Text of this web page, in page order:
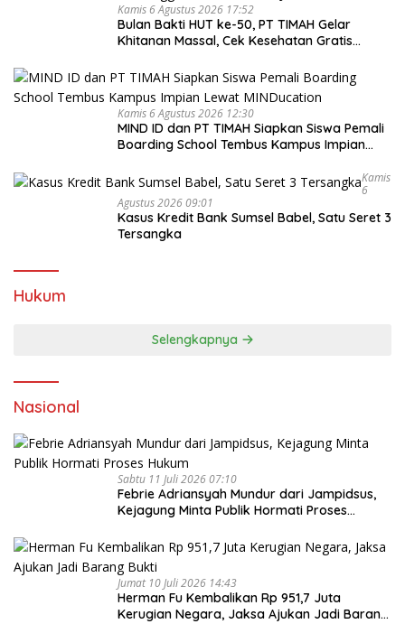
Kamis 6 Agustus 2026 17:52
Bulan Bakti HUT ke-50, PT TIMAH Gelar
Khitanan Massal, Cek Kesehatan Gratis
Kamis 6 Agustus 2026 12:30
MIND ID dan PT TIMAH Siapkan Siswa Pemali
Boarding School Tembus Kampus Impian
Kamis
6
Agustus 2026 09:01
Kasus Kredit Bank Sumsel Babel, Satu Seret 3
Tersangka
Hukum
Selengkapnya
Nasional
Sabtu 11 Juli 2026 07:10
Febrie Adriansyah Mundur dari Jampidsus,
Kejagung Minta Publik Hormati Proses
Jumat 10 Juli 2026 14:43
Herman Fu Kembalikan Rp 951,7 Juta
Kerugian Negara, Jaksa Ajukan Jadi Barang